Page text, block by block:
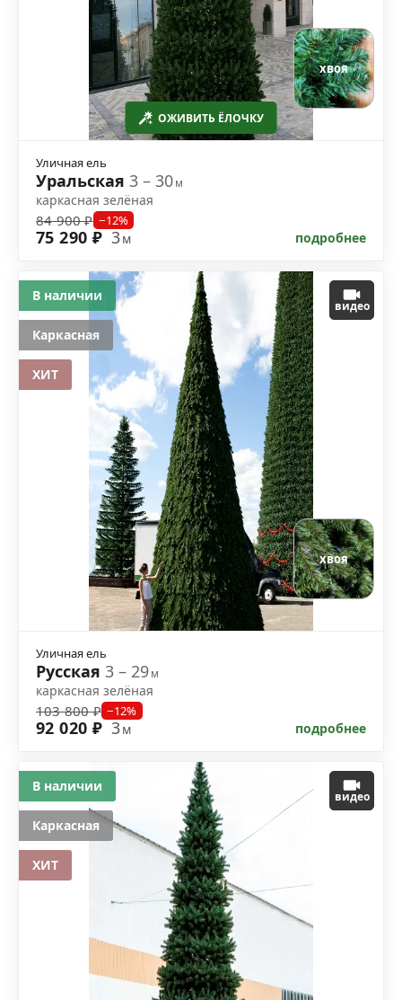
ОЖИВИТЬ ЁЛОЧКУ
хвоя
Уличная ель
Уральская 3 – 30м
каркасная зелёная
84 900 ₽ −12%
75 290 ₽ 3м подробнее
видео
хвоя
Уличная ель
Русская 3 – 29м
каркасная зелёная
103 800 ₽ −12%
92 020 ₽ 3м подробнее
В наличии
Каркасная
ХИТ
видео
В наличии
Каркасная
ХИТ